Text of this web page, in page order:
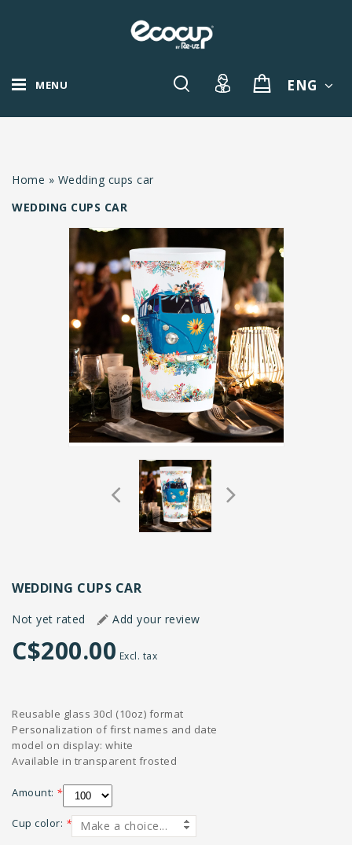
MENU ENG
Home » Wedding cups car
WEDDING CUPS CAR
WEDDING CUPS CAR
Not yet rated Add your review
C$200.00 Excl. tax
Reusable glass 30cl (10oz) format
Personalization of first names and date
model on display: white
Available in transparent frosted
Amount: *
Cup color: * Make a choice...